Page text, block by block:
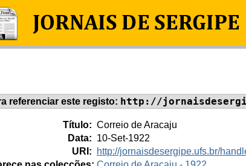
referenciar este registo: http://
Título: Correio de Aracaju
Data: 10-Set-1922
URI:
http://jornaisdesergipe.ufs.br/